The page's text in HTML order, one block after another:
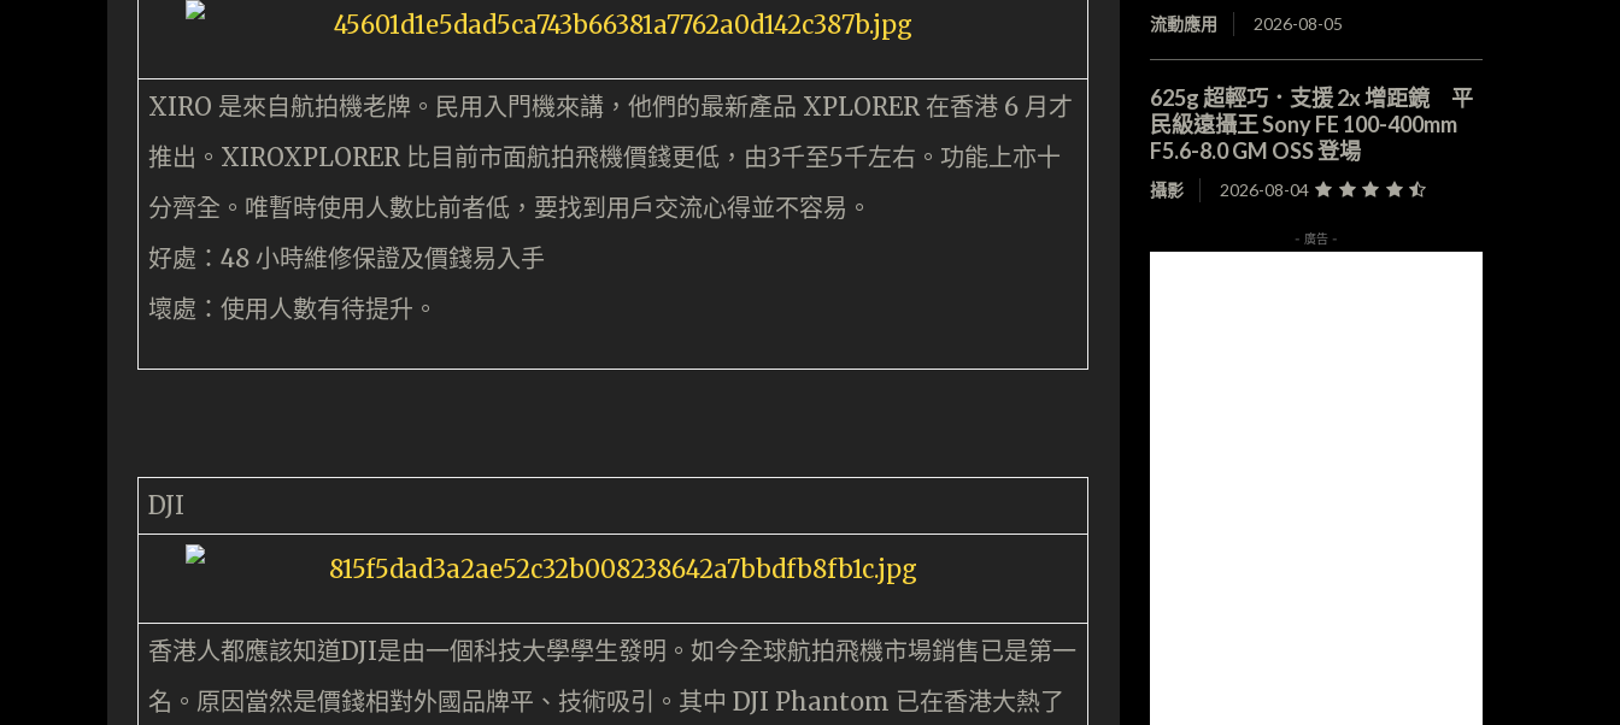
XIRO 是來自航拍機老牌。民用入門機來講，他們的最新產品 XPLORER 在香港 6 月才
推出。XIROXPLORER 比目前市面航拍飛機價錢更低，由3千至5千左右。功能上亦十
分齊全。唯暫時使用人數比前者低，要找到用戶交流心得並不容易。
好處：48 小時維修保證及價錢易入手
壞處：使用人數有待提升。
DJI
香港人都應該知道DJI是由一個科技大學學生發明。如今全球航拍飛機市場銷售已是第一
名。原因當然是價錢相對外國品牌平、技術吸引。其中 DJI Phantom 已在香港大熱了
流動應用 2026-08-05
625g 超輕巧．支援 2x 增距鏡 平
民級遠攝王 Sony FE 100-400mm
F5.6-8.0 GM OSS 登場
攝影 2026-08-04
- 廣告 -